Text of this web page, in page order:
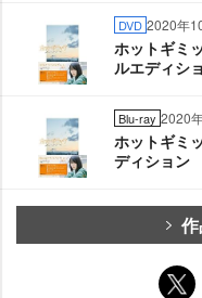
DVD 2020年
ホットギミ
ルエディシ
Blu-ray 2020
ホットギミ
ディション